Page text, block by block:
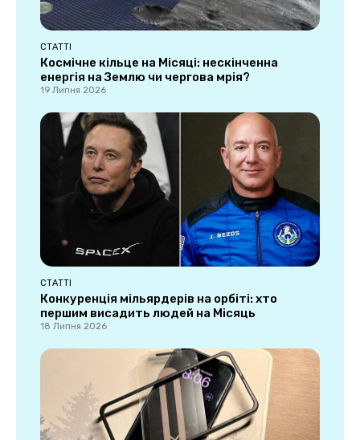
СТАТТІ
Космічне кільце на Місяці: нескінченна
енергія на Землю чи чергова мрія?
19 Липня 2026
СТАТТІ
Конкуренція мільярдерів на орбіті: хто
першим висадить людей на Місяць
18 Липня 2026